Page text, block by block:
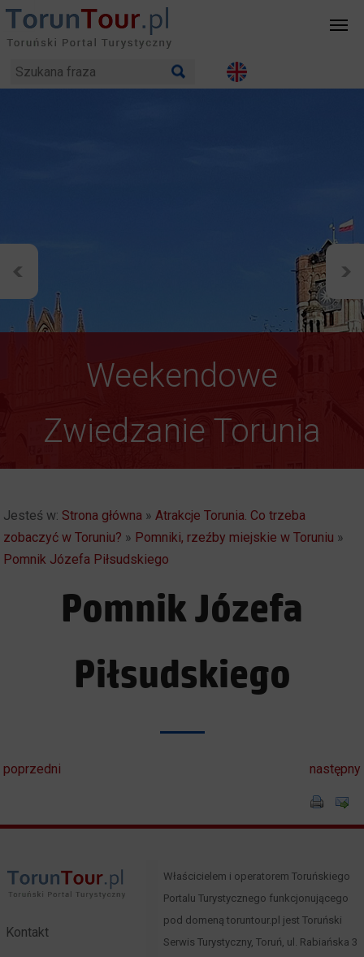
Weekendowe
Zwiedzanie Torunia
Jesteś w: Strona główna »Atrakcje Torunia. Co trzeba
zobaczyć w Toruniu? » Pomniki, rzeźby miejskie w Toruniu »
Pomnik Józefa Piłsudskiego
Pomnik Józefa
Piłsudskiego
poprzedni następny
Kontakt
Właścicielem i operatorem Toruńskiego
Portalu Turystycznego funkcjonującego
pod domeną toruntour.pl jest Toruński
Serwis Turystyczny, Toruń, ul. Rabiańska 3